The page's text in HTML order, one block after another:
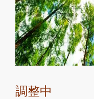
調整中